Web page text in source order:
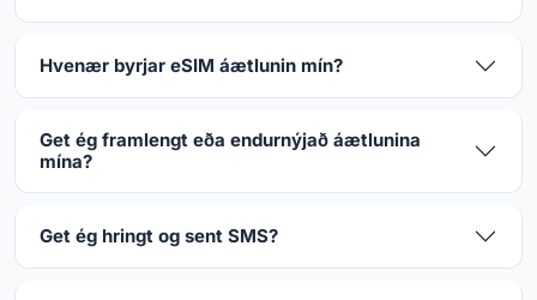
Hvenær byrjar eSIM áætlunin mín?
Get ég framlengt eða endurnýjað áætlunina
mína?
Get ég hringt og sent SMS?